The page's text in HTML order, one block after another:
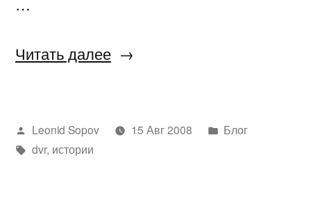
Читать далее«Билеты
Написано
автором
Leonid Sopov 15 Авг 2008
Написано
Блог
Метки:
dvr, истории